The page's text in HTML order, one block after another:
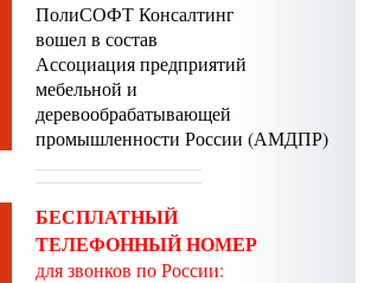
ПолиСОФТ Консалтинг
вошел в состав
Ассоциация предприятий
мебельной и
деревообрабатывающей
промышленности России (АМДПР)
БЕСПЛАТНЫЙ
ТЕЛЕФОННЫЙ НОМЕР
для звонков по России: